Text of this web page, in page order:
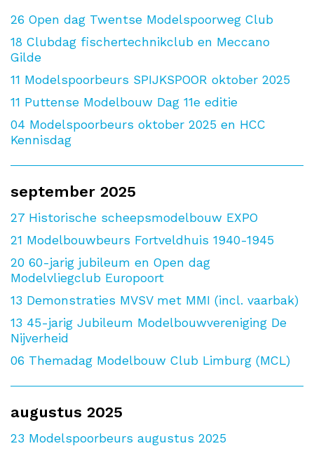
26 Open dag Twentse Modelspoorweg Club
18 Clubdag fischertechnikclub en Meccano
Gilde
11 Modelspoorbeurs SPIJKSPOOR oktober 2025
11 Puttense Modelbouw Dag 11e editie
04 Modelspoorbeurs oktober 2025 en HCC
Kennisdag
september 2025
27 Historische scheepsmodelbouw EXPO
21 Modelbouwbeurs Fortveldhuis 1940-1945
20 60-jarig jubileum en Open dag
Modelvliegclub Europoort
13 Demonstraties MVSV met MMI (incl. vaarbak)
13 45-jarig Jubileum Modelbouwvereniging De
Nijverheid
06 Themadag Modelbouw Club Limburg (MCL)
augustus 2025
23 Modelspoorbeurs augustus 2025